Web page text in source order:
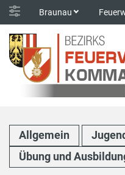
Braunau
Allgemein
Übung und